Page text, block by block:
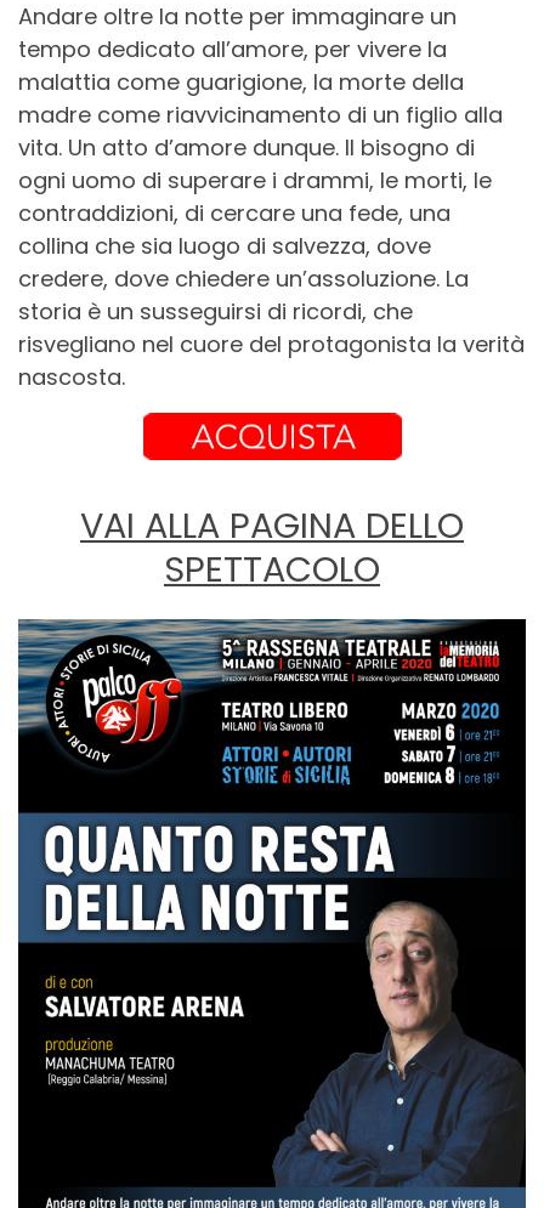
Andare oltre la notte per immaginare un
tempo dedicato all’amore, per vivere la
malattia come guarigione, la morte della
madre come riavvicinamento di un figlio alla
vita. Un atto d’amore dunque. Il bisogno di
ogni uomo di superare i drammi, le morti, le
contraddizioni, di cercare una fede, una
collina che sia luogo di salvezza, dove
credere, dove chiedere un’assoluzione. La
storia è un susseguirsi di ricordi, che
risvegliano nel cuore del protagonista la verità
nascosta.
VAI ALLA PAGINA DELLO
SPETTACOLO